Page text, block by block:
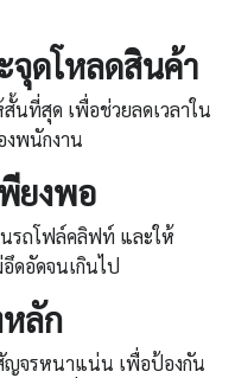
จุดโหลดสินค้า
นที่สุด เพื่อช่วยลดเวลาใน
งพนักงาน
ยงพอ
รถโฟล์คลิฟท์ และให้
ดอัดจนเกินไป
หลัก
สัญจรหนาแน่น เพื่อป้องกัน